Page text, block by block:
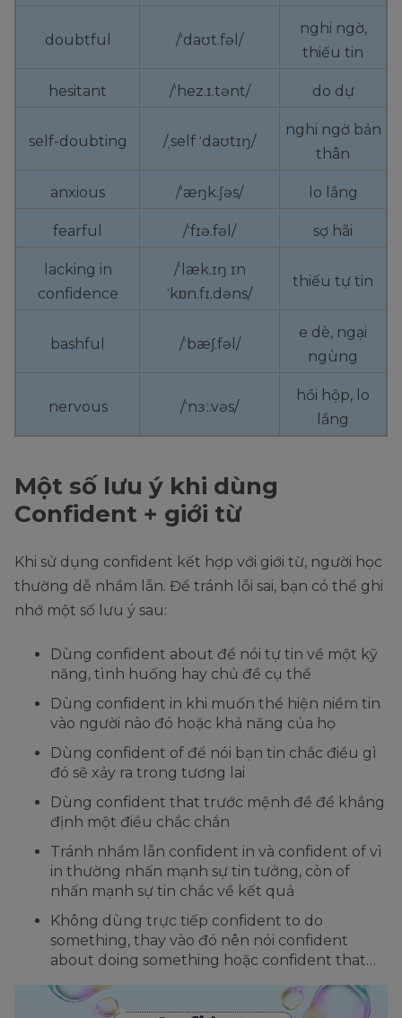
doubtful /ˈdaʊt.fəl/
nghi ngờ,
thiếu tin
hesitant /ˈhez.ɪ.tənt/ do dự
self-doubting /ˌself ˈdaʊtɪŋ/
nghi ngờ bản
thân
anxious /ˈæŋk.ʃəs/ lo lắng
fearful /ˈfɪə.fəl/ sợ hãi
lacking in
confidence
/ˈlæk.ɪŋ ɪn
ˈkɒn.fɪ.dəns/
thiếu tự tin
bashful /ˈbæʃ.fəl/
e dè, ngại
ngùng
nervous /ˈnɜː.vəs/
hồi hộp, lo
lắng
Một số lưu ý khi dùng
Confident + giới từ
Khi sử dụng confident kết hợp với giới từ, người học
thường dễ nhầm lẫn. Để tránh lỗi sai, bạn có thể ghi
nhớ một số lưu ý sau:
Dùng confident about để nói tự tin về một kỹ
năng, tình huống hay chủ đề cụ thể
Dùng confident in khi muốn thể hiện niềm tin
vào người nào đó hoặc khả năng của họ
Dùng confident of để nói bạn tin chắc điều gì
đó sẽ xảy ra trong tương lai
Dùng confident that trước mệnh đề để khẳng
định một điều chắc chắn
Tránh nhầm lẫn confident in và confident of vì
in thường nhấn mạnh sự tin tưởng, còn of
nhấn mạnh sự tin chắc về kết quả
Không dùng trực tiếp confident to do
something, thay vào đó nên nói confident
about doing something hoặc confident that…